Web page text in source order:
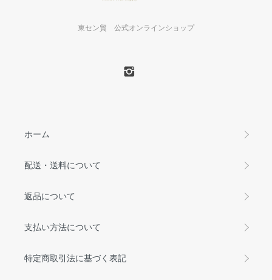
東セン貿 公式オンラインショップ
ホーム
配送・送料について
返品について
支払い方法について
特定商取引法に基づく表記